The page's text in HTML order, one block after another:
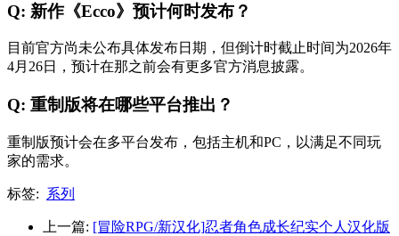
Q: 新作《Ecco》预计何时发布？
目前官方尚未公布具体发布日期，但倒计时截止时间为2026年
4月26日，预计在那之前会有更多官方消息披露。
Q: 重制版将在哪些平台推出？
重制版预计会在多平台发布，包括主机和PC，以满足不同玩
家的需求。
标签: 系列
上一篇: [冒险RPG/新汉化]忍者角色成长纪实个人汉化版